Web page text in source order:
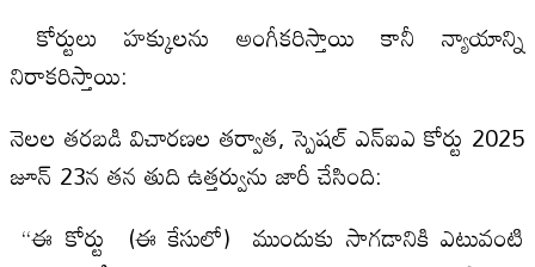
కోర్టులు హక్కులను అంగీకరిస్తాయి కానీ న్యాయాన్ని
నిరాకరిస్తాయి:
నెలల తరబడి విచారణల తర్వాత, స్పెషల్ ఎన్‌ఐఎ కోర్టు 2025
జూన్ 23న తన తుది ఉత్తర్వును జారీ చేసింది:
“ఈ కోర్టు (ఈ కేసులో) ముందుకు సాగడానికి ఎటువంటి